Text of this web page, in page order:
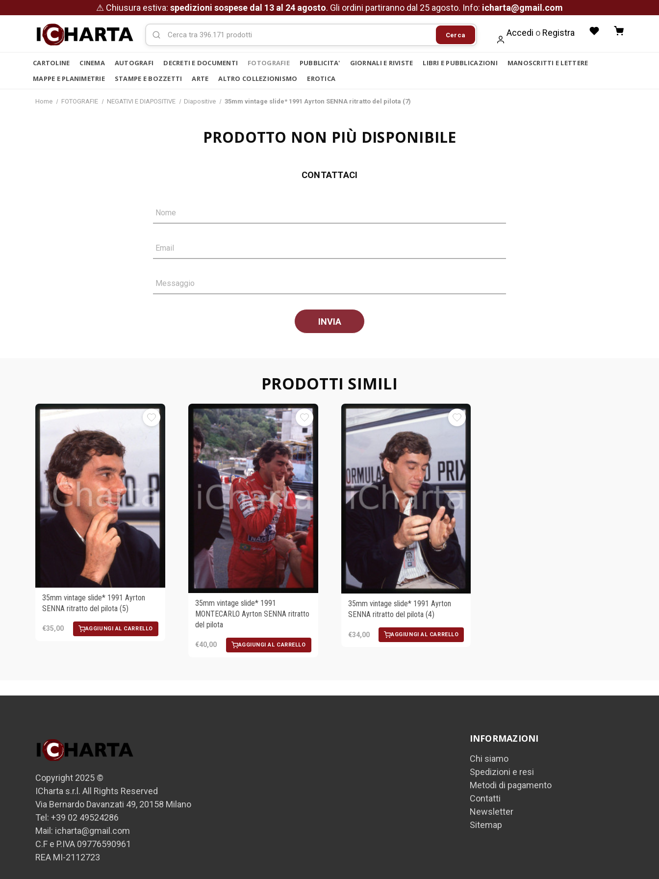
⚠ Chiusura estiva: spedizioni sospese dal 13 al 24 agosto. Gli ordini partiranno dal 25 agosto. Info: icharta@gmail.com
Cerca Accedi o Registra
CARTOLINE CINEMA AUTOGRAFI DECRETI E DOCUMENTI FOTOGRAFIE PUBBLICITA' GIORNALI E RIVISTE LIBRI E PUBBLICAZIONI
MANOSCRITTI E LETTERE
MAPPE E PLANIMETRIE
STAMPE E BOZZETTI ARTE ALTRO COLLEZIONISMO EROTICA
Home FOTOGRAFIE NEGATIVI E DIAPOSITIVE Diapositive 35mm vintage slide* 1991 Ayrton SENNA ritratto del pilota (7)
PRODOTTO NON PIÙ DISPONIBILE
CONTATTACI
Nome
Email
Messaggio
PRODOTTI SIMILI
35mm vintage slide* 1991 Ayrton
SENNA ritratto del pilota (5)
€35,00 AGGIUNGI AL CARRELLO
35mm vintage slide* 1991
MONTECARLO Ayrton SENNA ritratto
del pilota
€40,00 AGGIUNGI AL CARRELLO
35mm vintage slide* 1991 Ayrton
SENNA ritratto del pilota (4)
€34,00 AGGIUNGI AL CARRELLO
Copyright 2025 ©
ICharta s.r.l. All Rights Reserved
Via Bernardo Davanzati 49, 20158 Milano
Tel: +39 02 49524286
Mail: icharta@gmail.com
C.F e P.IVA 09776590961
REA MI-2112723
INFORMAZIONI
Chi siamo
Spedizioni e resi
Metodi di pagamento
Contatti
Newsletter
Sitemap